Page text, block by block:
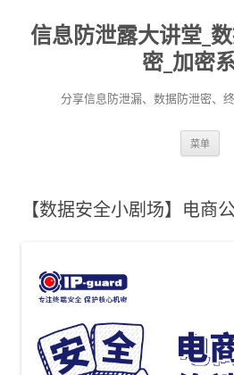
信息防泄露大讲堂_
密_加密
分享信息防泄漏、数据防泄密、
菜单
【数据安全小剧场】电商